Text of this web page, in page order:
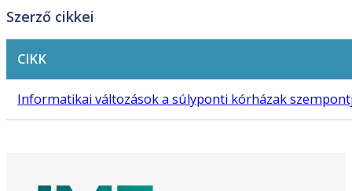
Szerző cikkei
CIKK
Informatikai változások a súlyponti kórházak